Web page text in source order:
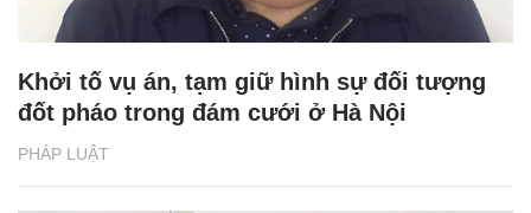
PHÁP LUẬT
Khởi tố vụ án, tạm giữ hình sự đối tượng
đốt pháo trong đám cưới ở Hà Nội